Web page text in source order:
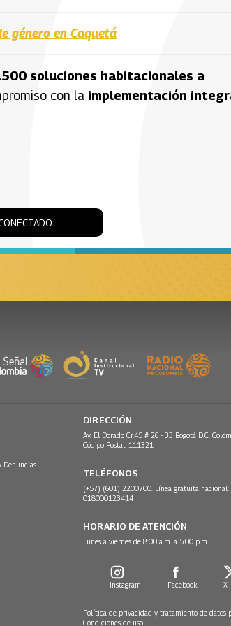
género en Caquetá
soluciones habitacionales a
con la implementación
Denuncias
DIRECCIÓN
Av. El Dorado Cr.45 # 26 - 33 Bogotá D.C.
Código Postal: 111321
TELÉFONOS
(+57) (601) 2200700. Línea gratuita nacional:
018000123414
HORARIO DE ATENCIÓN
Lunes a viernes de 8:00 a.m. a 5:00 p.m.
Instagram Facebook X
Política de privacidad y tratamiento de datos
Condiciones de uso